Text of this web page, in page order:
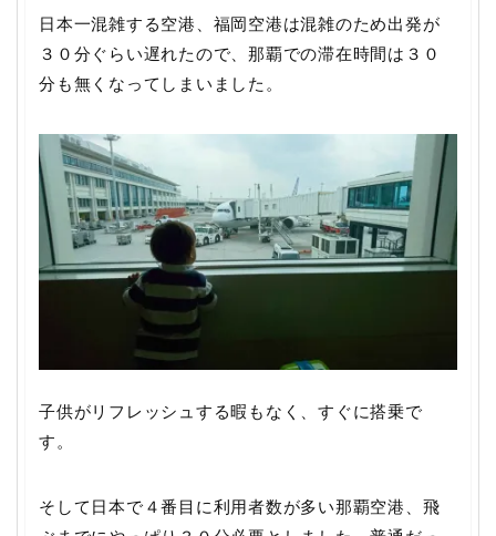
日本一混雑する空港、福岡空港は混雑のため出発が
３０分ぐらい遅れたので、那覇での滞在時間は３０
分も無くなってしまいました。
子供がリフレッシュする暇もなく、すぐに搭乗で
す。
そして日本で４番目に利用者数が多い那覇空港、飛